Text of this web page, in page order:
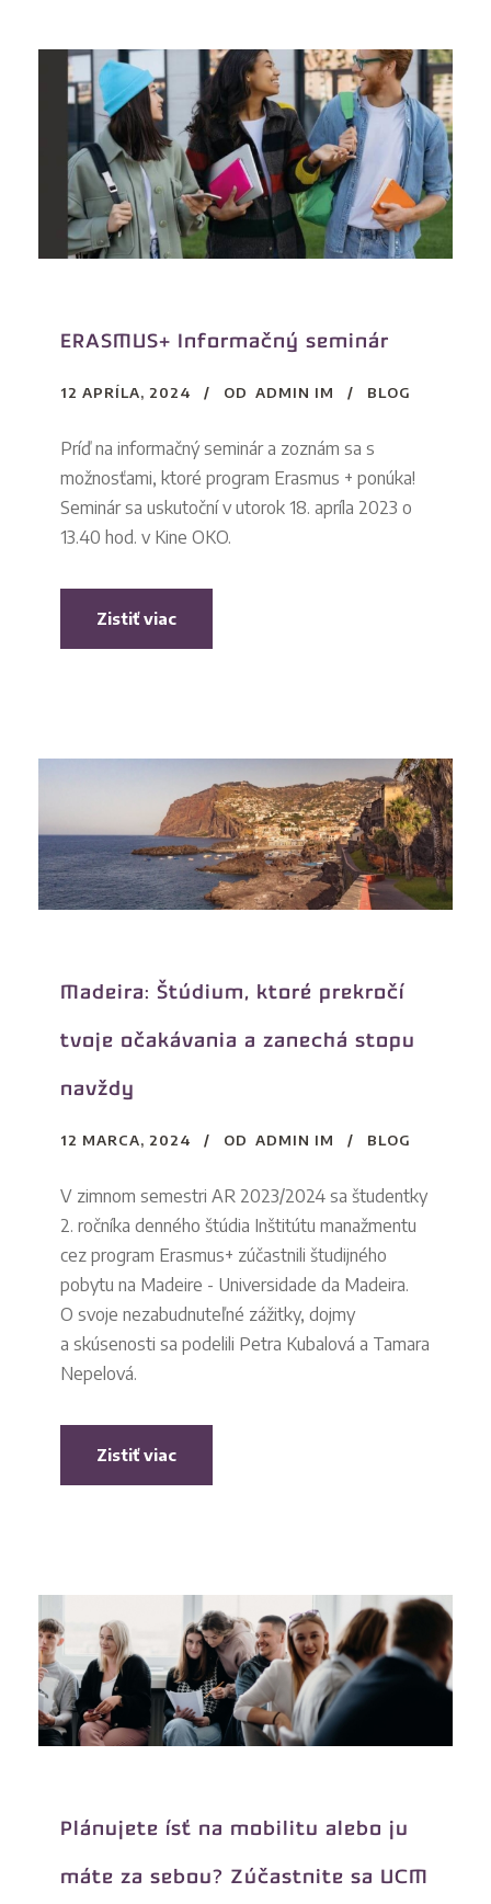
ERASMUS+ Informačný seminár
12 APRÍLA, 2024 OD ADMIN IM BLOG
Príď na informačný seminár a zoznám sa s
možnosťami, ktoré program Erasmus + ponúka!
Seminár sa uskutoční v utorok 18. apríla 2023 o
13.40 hod. v Kine OKO.
Zistiť viac
Madeira: Štúdium, ktoré prekročí
tvoje očakávania a zanechá stopu
navždy
12 MARCA, 2024 OD ADMIN IM BLOG
V zimnom semestri AR 2023/2024 sa študentky
2. ročníka denného štúdia Inštitútu manažmentu
cez program Erasmus+ zúčastnili študijného
pobytu na Madeire - Universidade da Madeira.
O svoje nezabudnuteľné zážitky, dojmy
a skúsenosti sa podelili Petra Kubalová a Tamara
Nepelová.
Zistiť viac
Plánujete ísť na mobilitu alebo ju
máte za sebou? Zúčastnite sa UCM